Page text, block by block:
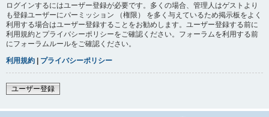
ログインするにはユーザー登録が必要です。多くの場合、管理人はゲストより
も登録ユーザーにパーミッション （権限） を多く与えているため掲示板をよく
利用する場合はユーザー登録することをお勧めします。ユーザー登録する前に
利用規約とプライバシーポリシーをご確認ください。フォーラムを利用する前
にフォーラムルールをご確認ください。
利用規約 | プライバシーポリシー
ユーザー登録